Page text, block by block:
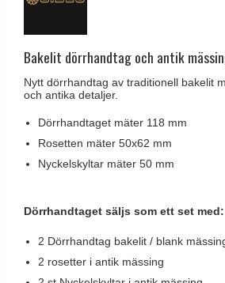
Svanemøllen trädörrhandtag
Weingarden dörrhandtag
DND dörrhandtag
Randi Classic Line dörrhandtag
Brevinkast
Brevlådor
Gångjärn till dörrar
Krokar & Krokar
Hatthyllor
Polermedel till mässing
Olivari
Turnstyle Designs
RANDI dörrhandtag
RDS dörrhandtag
Samuel Heath produkter
Sibes Metall
Søe-Jensen & Co.
Bakelit dörrhandtag och antik
Nytt dörrhandtag av traditionell bakelit
och antika detaljer.
Dörrhandtaget mäter 118 mm
Rosetten mäter 50x62 mm
Nyckelskyltar mäter 50 mm
Dörrhandtaget säljs som ett set med:
2 Dörrhandtag bakelit / blank
2 rosetter i antik mässing